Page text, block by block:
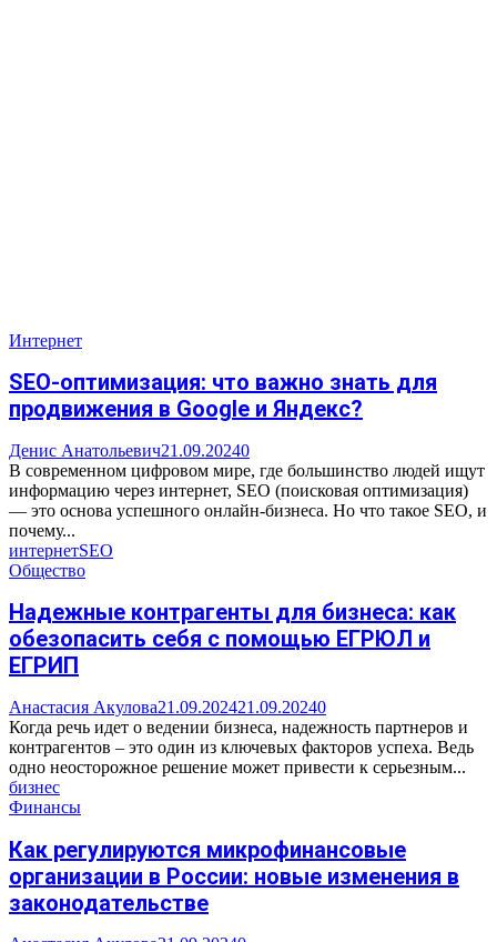
Интернет
SEO-оптимизация: что важно знать для
продвижения в Google и Яндекс?
Денис Анатольевич21.09.20240
В современном цифровом мире, где большинство людей ищут
информацию через интернет, SEO (поисковая оптимизация)
— это основа успешного онлайн-бизнеса. Но что такое SEO, и
почему...
интернетSEO
Общество
Надежные контрагенты для бизнеса: как
обезопасить себя с помощью ЕГРЮЛ и
ЕГРИП
Анастасия Акулова21.09.202421.09.20240
Когда речь идет о ведении бизнеса, надежность партнеров и
контрагентов – это один из ключевых факторов успеха. Ведь
одно неосторожное решение может привести к серьезным...
бизнес
Финансы
Как регулируются микрофинансовые
организации в России: новые изменения в
законодательстве